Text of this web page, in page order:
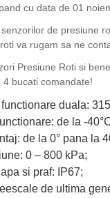
cu data de 01
de presiune
va rugam sa ne
Presiune Roti si
4 bucati comandate!
duala:
de la -
de la 0° pana la
0 – 800 kPa;
si praf: IP67;
de ultima